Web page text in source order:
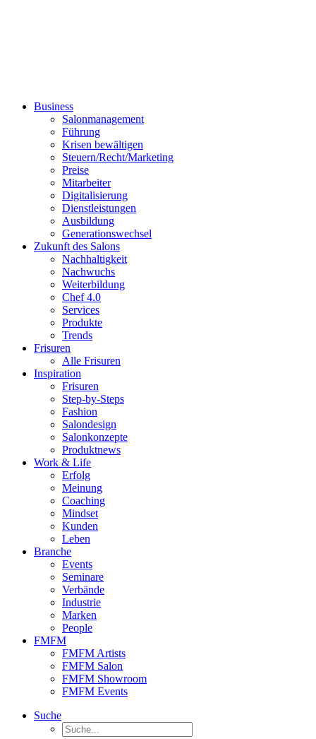
Business
Salonmanagement
Führung
Krisen bewältigen
Steuern/Recht/Marketing
Preise
Mitarbeiter
Digitalisierung
Dienstleistungen
Ausbildung
Generationswechsel
Zukunft des Salons
Nachhaltigkeit
Nachwuchs
Weiterbildung
Chef 4.0
Services
Produkte
Trends
Frisuren
Alle Frisuren
Inspiration
Frisuren
Step-by-Steps
Fashion
Salondesign
Salonkonzepte
Produktnews
Work & Life
Erfolg
Meinung
Coaching
Mindset
Kunden
Leben
Branche
Events
Seminare
Verbände
Industrie
Marken
People
FMFM
FMFM Artists
FMFM Salon
FMFM Showroom
FMFM Events
Suche